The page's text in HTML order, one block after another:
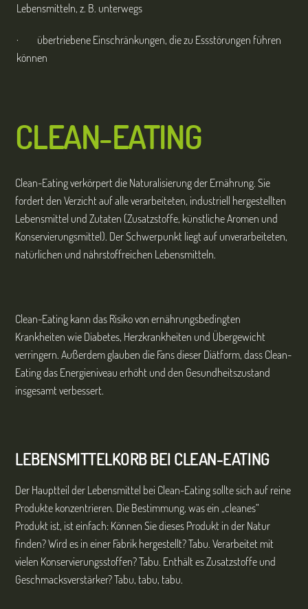
Lebensmitteln, z. B. unterwegs
· übertriebene Einschränkungen, die zu Essstörungen führen
können
CLEAN-EATING
Clean-Eating verkörpert die Naturalisierung der Ernährung. Sie
fordert den Verzicht auf alle verarbeiteten, industriell hergestellten
Lebensmittel und Zutaten (Zusatzstoffe, künstliche Aromen und
Konservierungsmittel). Der Schwerpunkt liegt auf unverarbeiteten,
natürlichen und nährstoffreichen Lebensmitteln.
Clean-Eating kann das Risiko von ernährungsbedingten
Krankheiten wie Diabetes, Herzkrankheiten und Übergewicht
verringern. Außerdem glauben die Fans dieser Diätform, dass Clean-
Eating das Energieniveau erhöht und den Gesundheitszustand
insgesamt verbessert.
LEBENSMITTELKORB BEICLEAN-EATING
Der Hauptteil der Lebensmittel bei Clean-Eating sollte sich auf reine
Produkte konzentrieren. Die Bestimmung, was ein „cleanes“
Produkt ist, ist einfach: Können Sie dieses Produkt in der Natur
finden? Wird es in einer Fabrik hergestellt? Tabu. Verarbeitet mit
vielen Konservierungsstoffen? Tabu. Enthält es Zusatzstoffe und
Geschmacksverstärker? Tabu, tabu, tabu.